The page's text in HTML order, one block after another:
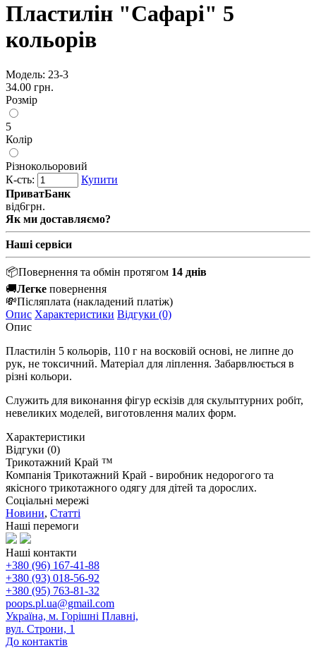
Пластилін "Сафарі" 5
кольорів
Модель: 23-3
34.00 грн.
Розмір
5
Колір
Різнокольоровий
К-сть:
Купити
ПриватБанк
від6грн.
Як ми доставляємо?
Наші сервіси
📦Повернення та обмін протягом 14 днів
🚚Легке повернення
💸Післяплата (накладений платіж)
Опис Характеристики Відгуки (0)
Опис
Пластилін 5 кольорів, 110 г на восковій основі, не липне до
рук, не токсичний. Матеріал для ліплення. Забарвлюється в
різні кольори.
Служить для виконання фігур ескізів для скульптурних робіт,
невеликих моделей, виготовлення малих форм.
Характеристики
Відгуки (0)
Трикотажний Край ™
Компанія Трикотажний Край - виробник недорогого та
якісного трикотажного одягу для дітей та дорослих.
Соціальні мережі
Новини, Статті
Наші перемоги
Наші контакти
+380 (96) 167-41-88
+380 (93) 018-56-92
+380 (95) 763-81-32
poops.pl.ua@gmail.com
Україна, м. Горішні Плавні,
вул. Строни, 1
До контактів